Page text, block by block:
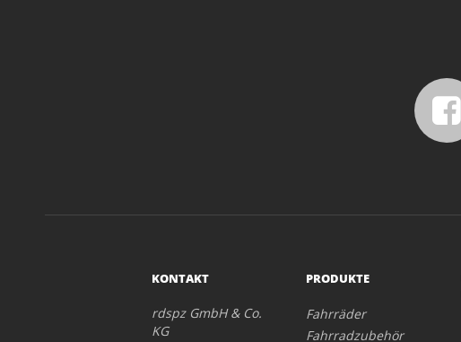
KONTAKT
rdspz GmbH & Co.
KG
PRODUKTE
Fahrräder
Fahrradzubehör